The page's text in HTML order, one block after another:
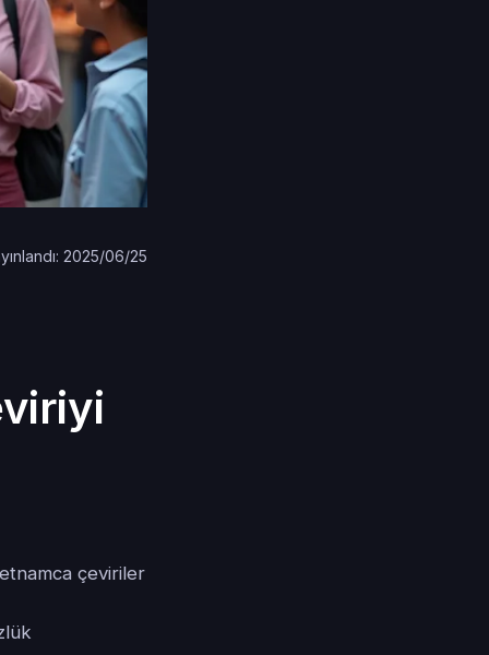
2025/06/25
çeviriler